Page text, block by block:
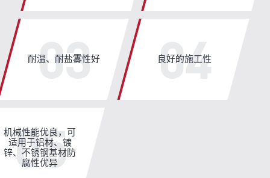
03
耐温、耐盐雾性好 04
良好的施工性
05
机械性能优良，可
适用于铝材、镀
锌、不锈钢基材防
腐性优异